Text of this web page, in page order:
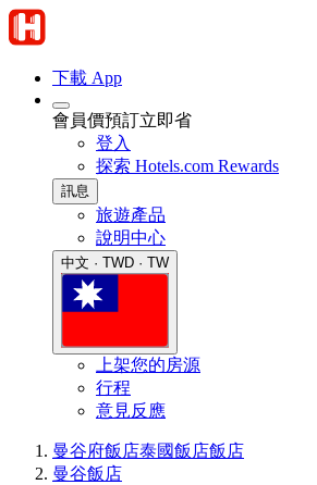
下載 App
會員價預訂立即省
登入
探索 Hotels.com Rewards
訊息
旅遊產品
說明中心
中文 · TWD · TW
上架您的房源
行程
意見反應
曼谷府飯店泰國飯店飯店
曼谷飯店